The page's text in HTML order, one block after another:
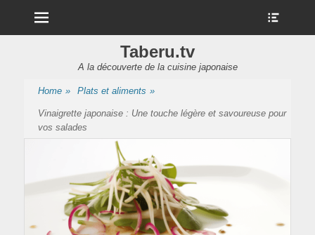
Menu
Taberu.tv
A la découverte de la cuisine japonaise
Home » Plats et aliments »
Vinaigrette japonaise : Une touche légère et savoureuse pour
vos salades